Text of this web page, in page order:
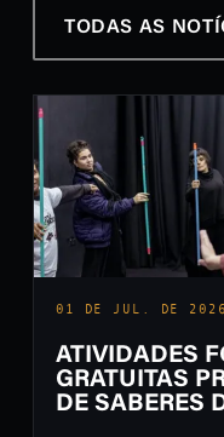
TODAS AS
01 DE JUL. DE 2026
ATIVIDADES
GRATUITAS
DE SABERES